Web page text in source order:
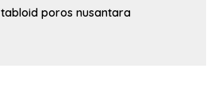
tabloid poros nusantara